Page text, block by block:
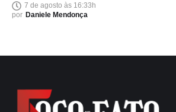
7 de agosto às 16:33h
por Daniele Mendonça